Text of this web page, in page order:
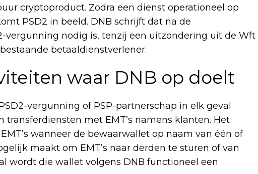
cryptoproduct. Zodra een dienst operationeel op
PSD2 in beeld. DNB schrijft dat na de
vergunning nodig is, tenzij een uitzondering uit de Wft
betaaldienstverlener.
waar DNB op doelt
vergunning of PSP-partnerschap in elk geval
transferdiensten met EMT’s namens klanten. Het
wanneer de bewaarwallet op naam van één of
maakt om EMT’s naar derden te sturen of van
wordt die wallet volgens DNB functioneel een